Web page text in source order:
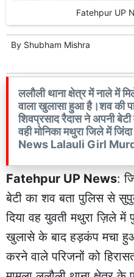
Fatehpur UP
By Shubham Mishra
ललौली थाना क्षेत्र में नाले में
वाला खुलासा हुआ है।शव की
शिवप्रसाद रैदास ने अपनी
वही मोनिका मथुरा जिले में
News Lalauli Girl
Fatehpur UP News:
बेटी का शव बता पुलिस से
दिया वह युवती मथुरा ज़िले में
खुलासे के बाद हड़कंप मचा
करने वाले परिजनों को